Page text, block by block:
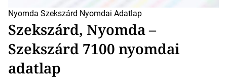
Nyomda Szekszárd Nyomdai Adatlap
Szekszárd, Nyomda –
Szekszárd 7100 nyomdai
adatlap